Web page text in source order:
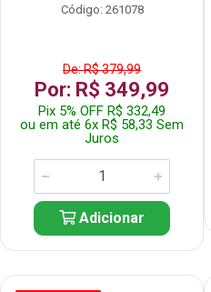
Código: 261078
De: R$ 379,99
Por: R$ 349,99
Pix 5% OFF R$ 332,49
ou em até 6x R$ 58,33 Sem
Juros
Adicionar